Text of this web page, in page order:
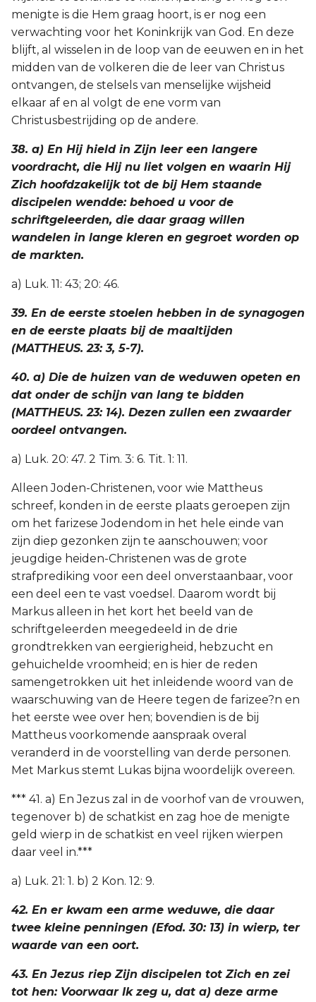
menigte is die Hem graag hoort, is er nog een
verwachting voor het Koninkrijk van God. En deze
blijft, al wisselen in de loop van de eeuwen en in het
midden van de volkeren die de leer van Christus
ontvangen, de stelsels van menselijke wijsheid
elkaar af en al volgt de ene vorm van
Christusbestrijding op de andere.
38. a) En Hij hield in Zijn leer een langere
voordracht, die Hij nu liet volgen en waarin Hij
Zich hoofdzakelijk tot de bij Hem staande
discipelen wendde: behoed u voor de
schriftgeleerden, die daar graag willen
wandelen in lange kleren en gegroet worden op
de markten.
a) Luk. 11: 43; 20: 46.
39. En de eerste stoelen hebben in de synagogen
en de eerste plaats bij de maaltijden
(MATTHEUS. 23: 3, 5-7).
40. a) Die de huizen van de weduwen opeten en
dat onder de schijn van lang te bidden
(MATTHEUS. 23: 14). Dezen zullen een zwaarder
oordeel ontvangen.
a) Luk. 20: 47. 2 Tim. 3: 6. Tit. 1: 11.
Alleen Joden-Christenen, voor wie Mattheus
schreef, konden in de eerste plaats geroepen zijn
om het farizese Jodendom in het hele einde van
zijn diep gezonken zijn te aanschouwen; voor
jeugdige heiden-Christenen was de grote
strafprediking voor een deel onverstaanbaar, voor
een deel een te vast voedsel. Daarom wordt bij
Markus alleen in het kort het beeld van de
schriftgeleerden meegedeeld in de drie
grondtrekken van eergierigheid, hebzucht en
gehuichelde vroomheid; en is hier de reden
samengetrokken uit het inleidende woord van de
waarschuwing van de Heere tegen de farizee?n en
het eerste wee over hen; bovendien is de bij
Mattheus voorkomende aanspraak overal
veranderd in de voorstelling van derde personen.
Met Markus stemt Lukas bijna woordelijk overeen.
*** 41. a) En Jezus zal in de voorhof van de vrouwen,
tegenover b) de schatkist en zag hoe de menigte
geld wierp in de schatkist en veel rijken wierpen
daar veel in.***
a) Luk. 21: 1. b) 2 Kon. 12: 9.
42. En er kwam een arme weduwe, die daar
twee kleine penningen (Efod. 30: 13) in wierp, ter
waarde van een oort.
43. En Jezus riep Zijn discipelen tot Zich en zei
tot hen: Voorwaar Ik zeg u, dat a) deze arme